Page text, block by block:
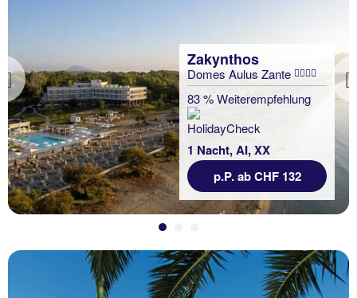
Previous
Zakynthos
Domes Aulus Zante
83 % Weiterempfehlung
1 Nacht, AI, XX
p.P. ab CHF 132